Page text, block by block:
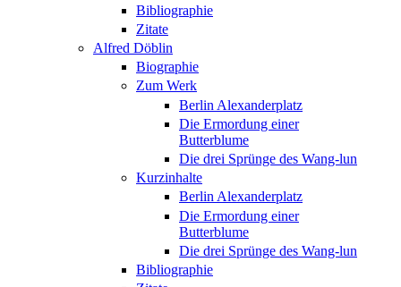
Bibliographie
Zitate
Alfred Döblin
Biographie
Zum Werk
Berlin Alexanderplatz
Die Ermordung einer
Butterblume
Die drei Sprünge des Wang-lun
Kurzinhalte
Berlin Alexanderplatz
Die Ermordung einer
Butterblume
Die drei Sprünge des Wang-lun
Bibliographie